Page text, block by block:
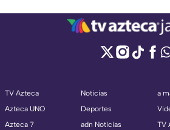
TV Azteca
Azteca UNO
Azteca 7
Noticias
Deportes
adn Noticias
a
TV